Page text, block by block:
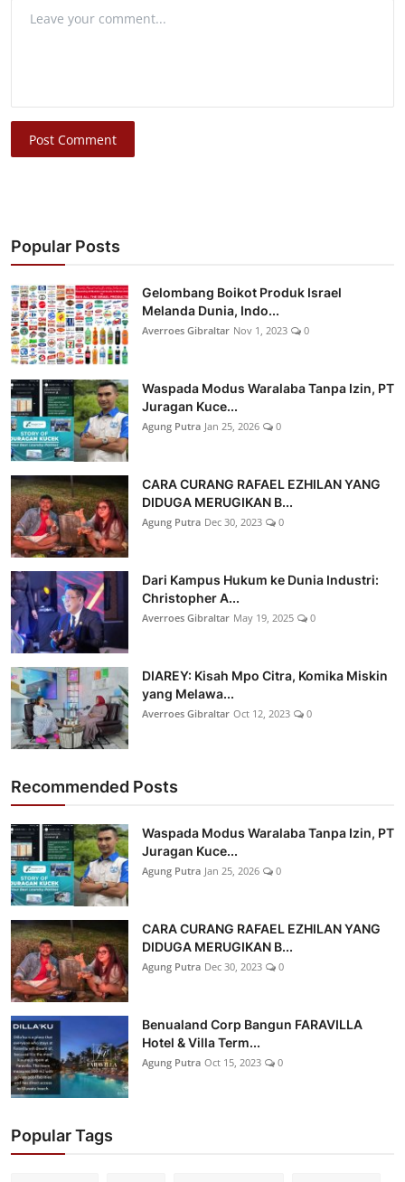
Post Comment
Popular Posts
Gelombang Boikot Produk Israel
Melanda Dunia, Indo...
Averroes Gibraltar Nov 1, 2023 0
Waspada Modus Waralaba Tanpa Izin, PT
Juragan Kuce...
Agung Putra Jan 25, 2026 0
CARA CURANG RAFAEL EZHILAN YANG
DIDUGA MERUGIKAN B...
Agung Putra Dec 30, 2023 0
Dari Kampus Hukum ke Dunia Industri:
Christopher A...
Averroes Gibraltar May 19, 2025 0
DIAREY: Kisah Mpo Citra, Komika Miskin
yang Melawa...
Averroes Gibraltar Oct 12, 2023 0
Recommended Posts
Waspada Modus Waralaba Tanpa Izin, PT
Juragan Kuce...
Agung Putra Jan 25, 2026 0
CARA CURANG RAFAEL EZHILAN YANG
DIDUGA MERUGIKAN B...
Agung Putra Dec 30, 2023 0
Benualand Corp Bangun FARAVILLA
Hotel & Villa Term...
Agung Putra Oct 15, 2023 0
Popular Tags